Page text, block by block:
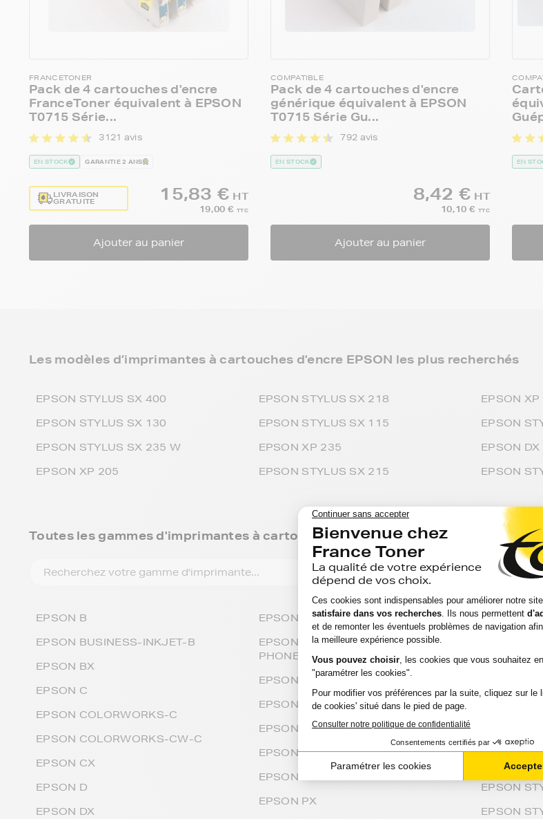
FRANCETONER
Pack de 4 cartouches d'encre
FranceToner équivalent à EPSON
T0715 Série...
3121 avis
EN STOCK GARANTIE 2 ANS
LIVRAISON
GRATUITE 15,83 € HT
19,00 € TTC
Ajouter au panier
COMPATIBLE
Pack de 4 cartouches d'encre
générique équivalent à EPSON
T0715 Série Gu...
792 avis
EN STOCK
8,42 € HT
10,10 € TTC
Ajouter au panier
EN
Les modèles d’imprimantes à cartouches d'encre EPSON les plus recherchés
EPSON STYLUS SX 400
EPSON STYLUS SX 130
EPSON STYLUS SX 235 W
EPSON XP 205
EPSON STYLUS SX 218
EPSON STYLUS SX 115
EPSON XP 235
EPSON STYLUS SX 215
EPSON XP
EPSON
EPSON
EPSON
Toutes les gammes d'imprimantes à cartouches d'encre EPSON
EPSON B
EPSON BUSINESS-INKJET-B
EPSON BX
EPSON C
EPSON COLORWORKS-C
EPSON COLORWORKS-CW-C
EPSON CX
EPSON D
EPSON DX
EPSON PICTURE-MATE
EPSON PICTURE-MATE-MOBILE-
PHONE
EPSON PM
EPSON PRO
EPSON PRO-WF
EPSON PROOFER
EPSON PT
EPSON PX
EPSON
EPSON
EPSON
EPSON
EPSON
EPSON
EPSON
EPSON